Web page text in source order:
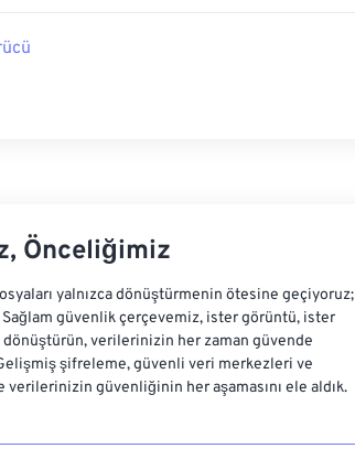
Önceliğimiz
yalnızca dönüştürmenin ötesine geçiyoruz;
Sağlam güvenlik çerçevemiz, ister görüntü, ister
verilerinizin her zaman güvende
şifreleme, güvenli veri merkezleri ve
güvenliğinin her aşamasını ele aldık.